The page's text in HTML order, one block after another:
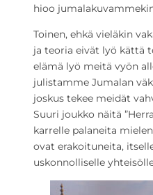
hioo
Toinen, ehkä vieläkin
ja teoria eivät lyö kättä
elämä lyö meitä vyön
julistamme Jumalan
joskus tekee meidät
Suuri joukko näitä
karrelle palaneita
ovat erakoituneita,
uskonnolliselle